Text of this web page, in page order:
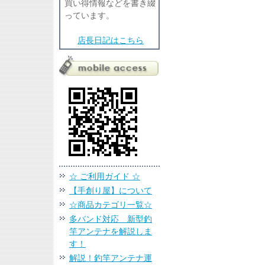
買い得情報などを書き綴
っています。
店長日記はこちら
☆ ご利用ガイド ☆
【手創り屋】について
☆商品カテゴリ一覧☆
多バンド対応 新型釣
竿アンテナを解説しま
す！
解説！釣竿アンテナ運